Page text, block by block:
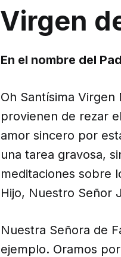
Virgen
En el nombre del
Oh Santísima
provienen de rezar
amor sincero por
una tarea gravosa,
meditaciones sobre
Hijo, Nuestro Señor
Nuestra Señora de
ejemplo. Oramos